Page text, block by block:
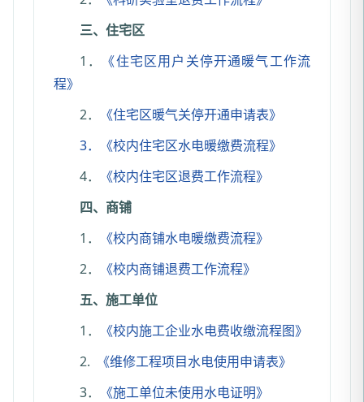
三、住宅区
1．
《住宅区用户关停开通暖气工作流
程》
2．
《住宅区暖气关停开通申请表》
3．《校内住宅区水电暖缴费流程》
4．
《校内住宅区退费工作流程》
四、商铺
1．
《校内商铺水电暖缴费流程》
2．
《校内商铺退费工作流程》
五、施工单位
1．
《校内施工企业水电费收缴流程图》
2.
《维修工程项目水电使用申请表》
3．
《施工单位未使用水电证明》